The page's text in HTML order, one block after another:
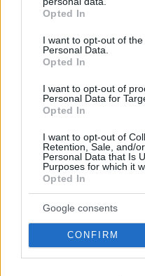
grant or deny consent to
use your data for below
consent section.
Opted In
I want to opt-out of
Personal Data.
Opted In
I want to opt-out of
Personal Data for
Opted In
I want to opt-out of
Retention, Sale, and/
Personal Data that Is
Purposes for which it
Opted In
Google consents
CONFIRM
06.08.2026, 16:39
Games
Cut The Rope